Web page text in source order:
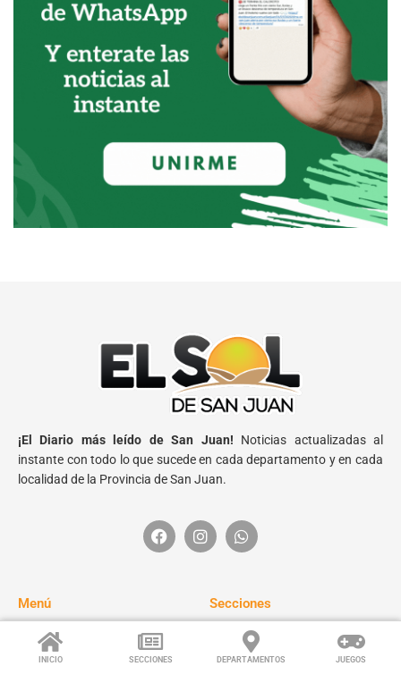
INICIO SECCIONES DEPARTAMENTOS JUEGOS
¡El Diario más leído de San Juan! Noticias actualizadas al
instante con todo lo que sucede en cada departamento y en cada
localidad de la Provincia de San Juan.
Menú
Inicio
Acerca de
Secciones
Policiales
Turismo